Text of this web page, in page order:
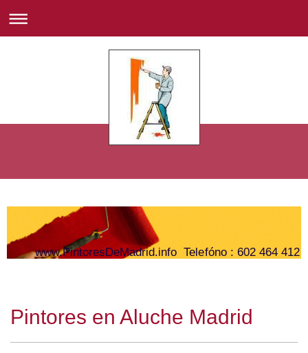
www.PintoresDeMadrid.info Telefóno : 602 464 412
Pintores en Aluche Madrid